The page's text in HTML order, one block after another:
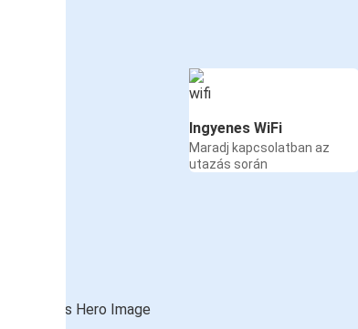
Ingyenes WiFi
Maradj kapcsolatban az
utazás során